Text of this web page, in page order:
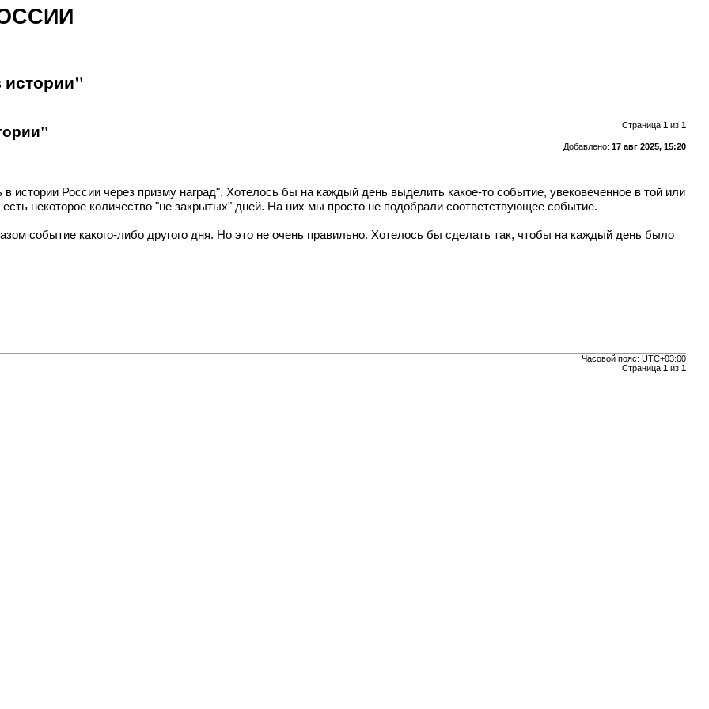
истории"
Страница 1из 1
Добавлено: 17 авг 2025, 15:20
истории России через призму наград". Хотелось бы на каждый день выделить какое-то событие, увековеченное в той или
некоторое количество "не закрытых" дней. На них мы просто не подобрали соответствующее событие.
событие какого-либо другого дня. Но это не очень правильно. Хотелось бы сделать так, чтобы на каждый день было
Часовой пояс: UTC+03:00
Страница 1из 1